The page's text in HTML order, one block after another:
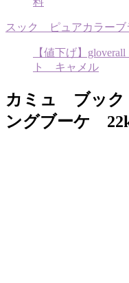
スック ピュアカラーブ
【値下げ】
ト キャメル
カミュ ブッ
ングブーケ